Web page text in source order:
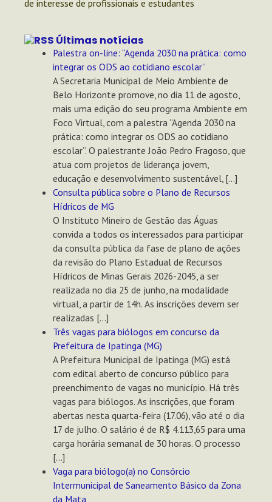
de interesse de profissionais e estudantes
Últimas notícias
Palestra on-line: “Agenda 2030 na prática: como
integrar os ODS ao cotidiano escolar”
A Secretaria Municipal de Meio Ambiente de
Belo Horizonte promove, no dia 11 de agosto,
mais uma edição do seu programa Ambiente em
Foco Virtual, com a palestra “Agenda 2030 na
prática: como integrar os ODS ao cotidiano
escolar”. O palestrante João Pedro Fragoso, que
atua com projetos de liderança jovem,
educação e desenvolvimento sustentável, […]
Consulta pública sobre o Plano de Recursos
Hídricos de MG
O Instituto Mineiro de Gestão das Águas
convida a todos os interessados para participar
da consulta pública da fase de plano de ações
da revisão do Plano Estadual de Recursos
Hídricos de Minas Gerais 2026-2045, a ser
realizada no dia 25 de junho, na modalidade
virtual, a partir de 14h. As inscrições devem ser
realizadas […]
Três vagas para biólogos em concurso da
Prefeitura de Ipatinga (MG)
A Prefeitura Municipal de Ipatinga (MG) está
com edital aberto de concurso público para
preenchimento de vagas no município. Há três
vagas para biólogos. As inscrições, que foram
abertas nesta quarta-feira (17.06), vão até o dia
17 de julho. O salário é de R$ 4.113,65 para uma
carga horária semanal de 30 horas. O processo
[…]
Vaga para biólogo(a) no Consórcio
Intermunicipal de Saneamento Básico da Zona
da Mata